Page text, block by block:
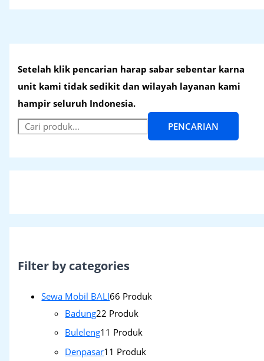
Setelah klik pencarian harap sabar sebentar karna
unit kami tidak sedikit dan wilayah layanan kami
hampir seluruh Indonesia.
PENCARIAN
Filter by categories
Sewa Mobil BALI66 Produk
Badung22 Produk
Buleleng1 1 Produk
Denpasar1 1 Produk